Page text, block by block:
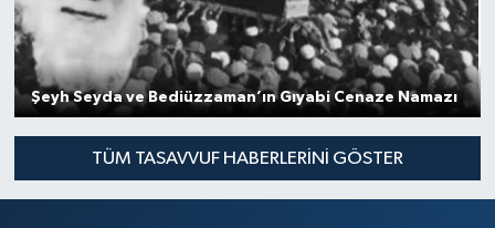
Şeyh Seyda ve Bediüzzaman’ın Gıyabi Cenaze Namazı
TÜM TASAVVUF HABERLERINI GÖSTER